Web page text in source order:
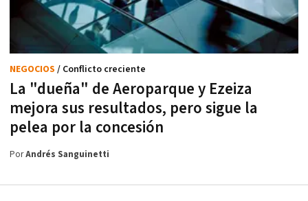
La "dueña" de Aeroparque y Ezeiza
mejora sus resultados, pero sigue la
pelea por la concesión
NEGOCIOS / Conflicto creciente
PorAndrés Sanguinetti